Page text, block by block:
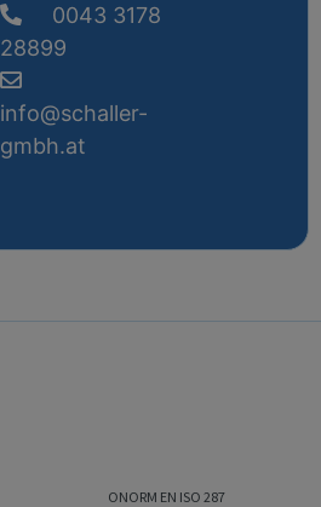
0043 3178
28899
info@schaller-
gmbh.at
ONORM EN ISO 287